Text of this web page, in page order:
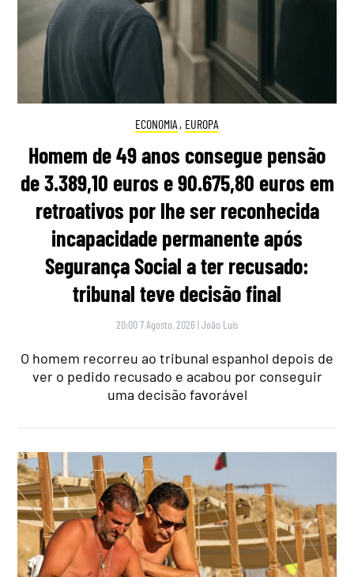
ECONOMIA , EUROPA
Homem de 49 anos consegue pensão
de 3.389,10 euros e 90.675,80 euros em
retroativos por lhe ser reconhecida
incapacidade permanente após
Segurança Social a ter recusado:
tribunal teve decisão final
20:00 7 Agosto, 2026 |João Luís
O homem recorreu ao tribunal espanhol depois de
ver o pedido recusado e acabou por conseguir
uma decisão favorável